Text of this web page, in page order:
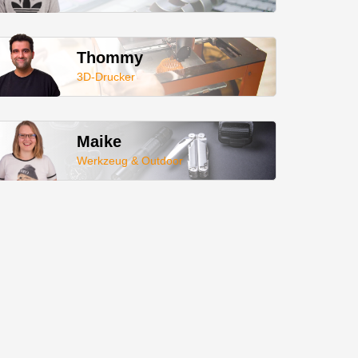
Thommy
3D-Drucker
Maike
Werkzeug & Outdoor